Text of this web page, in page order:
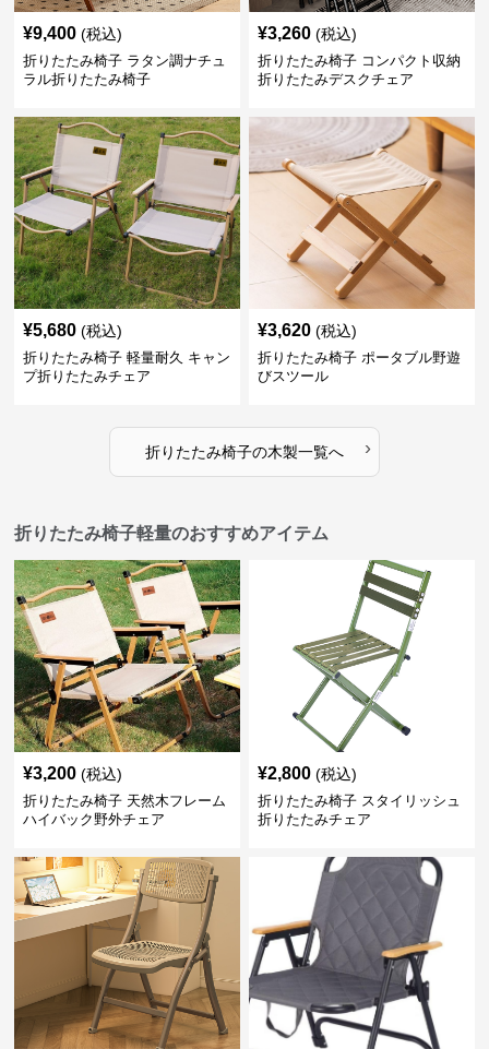
¥9,400 (税込)
折りたたみ椅子 ラタン調ナチュ
ラル折りたたみ椅子
¥3,260 (税込)
折りたたみ椅子 コンパクト収納
折りたたみデスクチェア
¥5,680 (税込)
折りたたみ椅子 軽量耐久 キャン
プ折りたたみチェア
¥3,620 (税込)
折りたたみ椅子 ポータブル野遊
びスツール
折りたたみ椅子の木製一覧へ ›
折りたたみ椅子軽量のおすすめアイテム
¥3,200 (税込)
折りたたみ椅子 天然木フレーム
ハイバック野外チェア
¥2,800 (税込)
折りたたみ椅子 スタイリッシュ
折りたたみチェア